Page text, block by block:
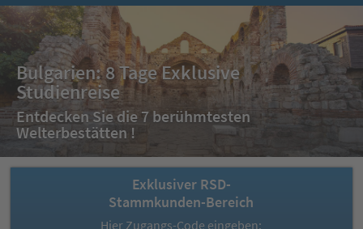
Bulgarien: 8 Tage Exklusive
Studienreise
Entdecken Sie die 7 berühmtesten
Welterbestätten !
Exklusiver RSD-
Stammkunden-Bereich
Hier Zugangs-Code eingeben: